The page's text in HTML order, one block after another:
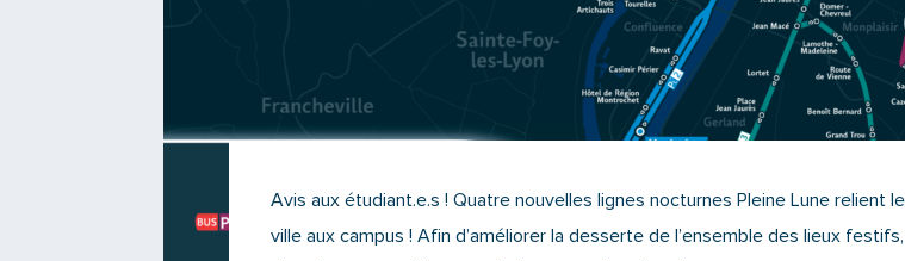
Avis aux étudiant.e.s ! Quatre nouvelles lignes nocturnes Pleine Lune relient
ville aux campus ! Afin d’améliorer la desserte de l’ensemble des lieux festifs,